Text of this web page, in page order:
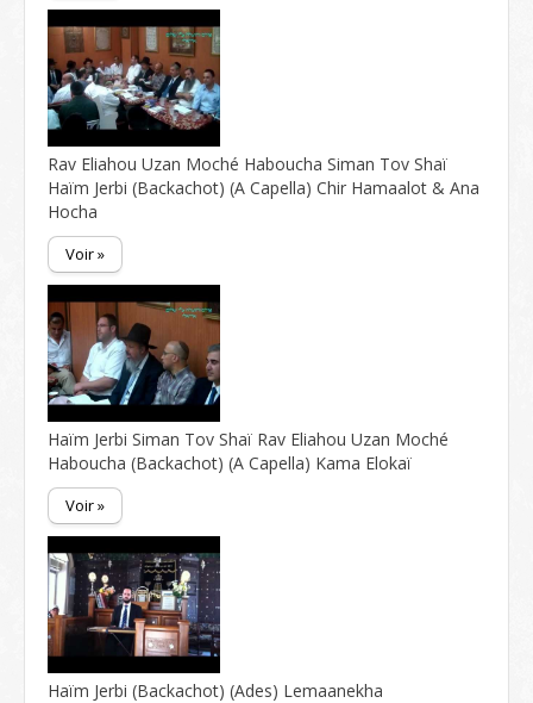
Rav Eliahou Uzan Moché Haboucha Siman Tov Shaï
Haïm Jerbi (Backachot) (A Capella) Chir Hamaalot & Ana
Hocha
Voir »
Haïm Jerbi Siman Tov Shaï Rav Eliahou Uzan Moché
Haboucha (Backachot) (A Capella) Kama Elokaï
Voir »
Haïm Jerbi (Backachot) (Ades) Lemaanekha